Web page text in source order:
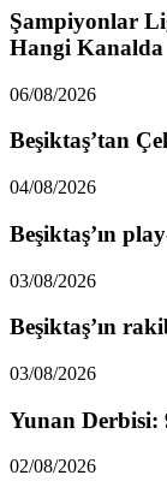
Şampiyonlar
Hangi Kanalda
06/08/2026
Beşiktaş’tan
04/08/2026
Beşiktaş’ın
03/08/2026
Beşiktaş’ın
03/08/2026
Yunan Derbisi:
02/08/2026